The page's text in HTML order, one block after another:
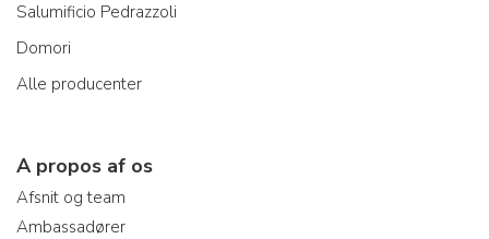
Salumificio Pedrazzoli
Domori
Alle producenter
A propos af os
Afsnit og team
Ambassadører